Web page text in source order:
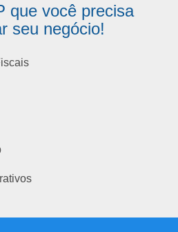
que você precisa
seu negócio!